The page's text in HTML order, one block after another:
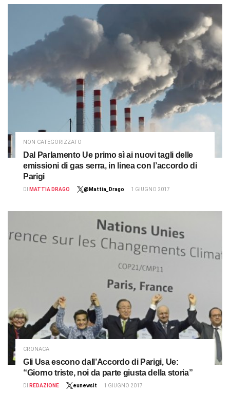
NON CATEGORIZZATO
Dal Parlamento Ue primo sì ai nuovi tagli delle
emissioni di gas serra, in linea con l’accordo di
Parigi
DI MATTIA DRAGO @Mattia_Drago 1 GIUGNO 2017
CRONACA
Gli Usa escono dall’Accordo di Parigi, Ue:
“Giorno triste, noi da parte giusta della storia”
DI REDAZIONE eunewsit 1 GIUGNO 2017